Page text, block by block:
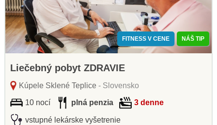
FITNESS V CENE NÁŠ TIP
Liečebný pobyt ZDRAVIE
Kúpele Sklené Teplice- Slovensko
10 nocí plná penzia 3 denne
vstupné lekárske vyšetrenie